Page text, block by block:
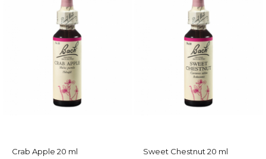
Crab Apple 20 ml
Sweet Chestnut 20 ml